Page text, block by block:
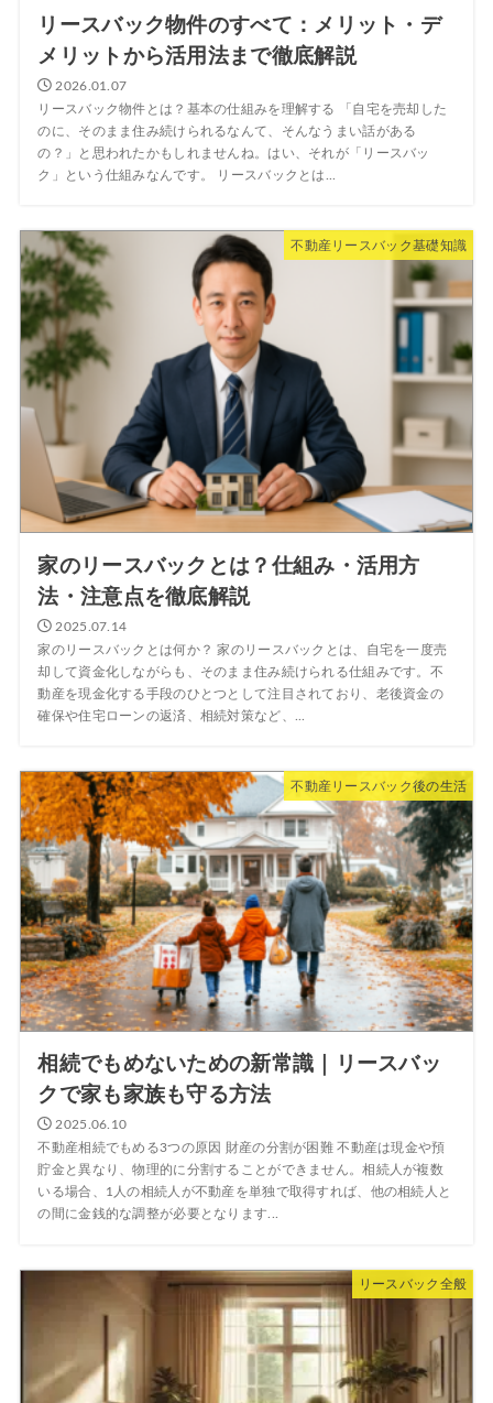
リースバック物件のすべて：メリット・デ
メリットから活用法まで徹底解説
2026.01.07
リースバック物件とは？基本の仕組みを理解する 「自宅を売却した
のに、そのまま住み続けられるなんて、そんなうまい話がある
の？」と思われたかもしれませんね。はい、それが「リースバッ
ク」という仕組みなんです。 リースバックとは...
不動産リースバック基礎知識
家のリースバックとは？仕組み・活用方
法・注意点を徹底解説
2025.07.14
家のリースバックとは何か？ 家のリースバックとは、自宅を一度売
却して資金化しながらも、そのまま住み続けられる仕組みです。不
動産を現金化する手段のひとつとして注目されており、老後資金の
確保や住宅ローンの返済、相続対策など、...
不動産リースバック後の生活
相続でもめないための新常識｜リースバッ
クで家も家族も守る方法
2025.06.10
不動産相続でもめる3つの原因 財産の分割が困難 不動産は現金や預
貯金と異なり、物理的に分割することができません。相続人が複数
いる場合、1人の相続人が不動産を単独で取得すれば、他の相続人と
の間に金銭的な調整が必要となります...
リースバック全般